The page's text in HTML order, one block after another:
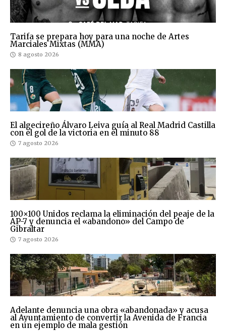
Tarifa se prepara hoy para una noche de Artes
Marciales Mixtas (MMA)
8 agosto 2026
El algecireño Álvaro Leiva guía al Real Madrid Castilla
con el gol de la victoria en el minuto 88
7 agosto 2026
100×100 Unidos reclama la eliminación del peaje de la
AP-7 y denuncia el «abandono» del Campo de
Gibraltar
7 agosto 2026
Adelante denuncia una obra «abandonada» y acusa
al Ayuntamiento de convertir la Avenida de Francia
en un ejemplo de mala gestión